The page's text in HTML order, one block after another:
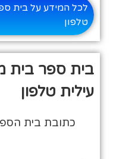
לכל המידע על בית
טלפון
בית ספר בית
עילית טלפון
כתובת בית